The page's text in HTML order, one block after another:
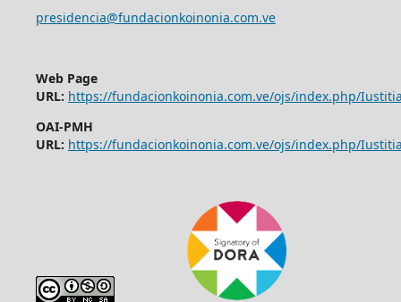
presidencia@fundacionkoinonia.com.ve
Web Page
URL: https://fundacionkoinonia.com.ve/ojs/index.php/
OAI-PMH
URL: https://fundacionkoinonia.com.ve/ojs/index.php/